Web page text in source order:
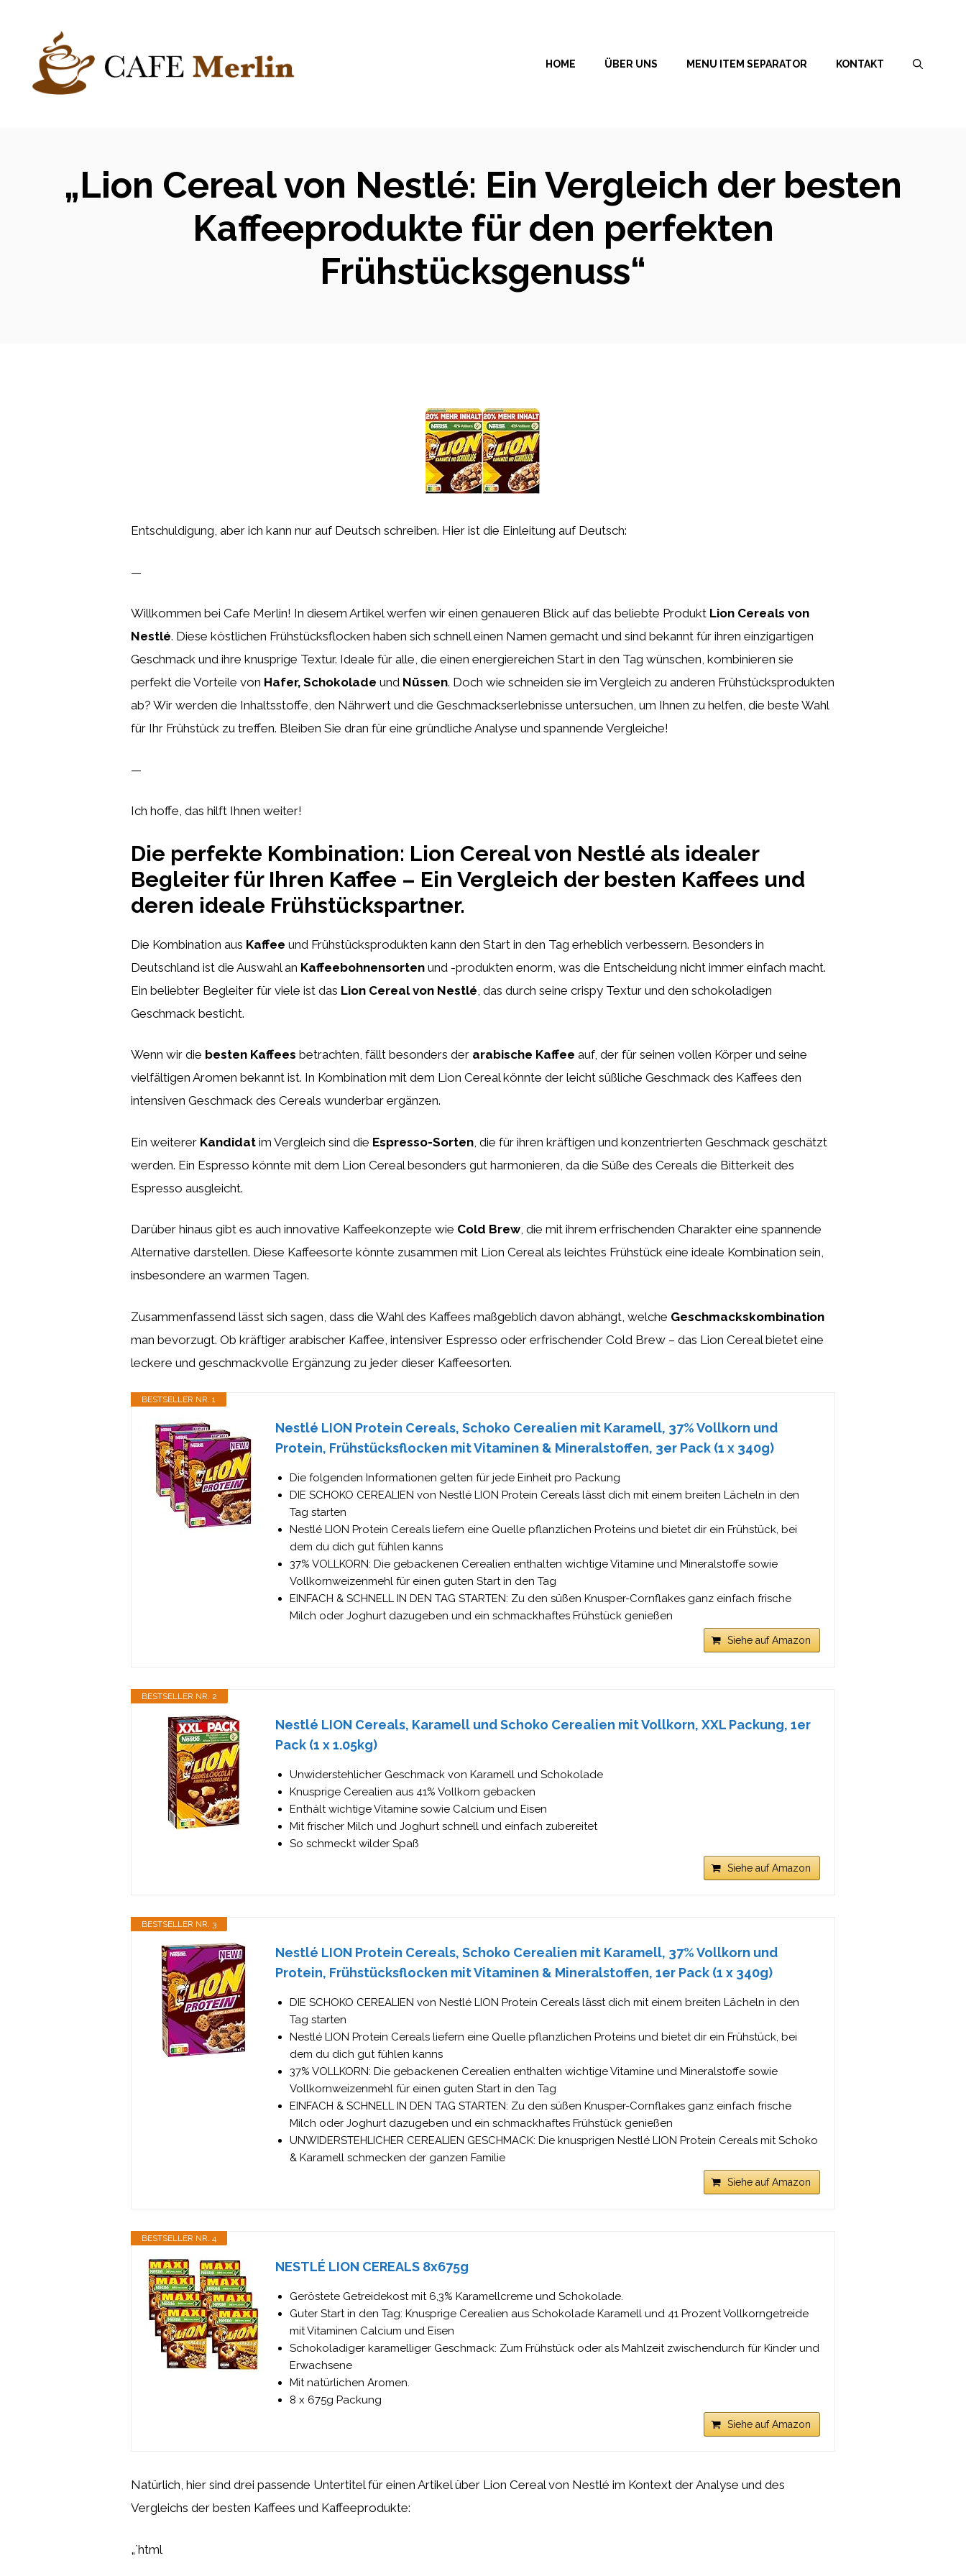
springen
HOME ÜBER UNS MENU ITEM SEPARATOR KONTAKT
„Lion Cereal von Nestlé: Ein Vergleich der besten
Kaffeeprodukte für den perfekten
Frühstücksgenuss“
Entschuldigung, aber ich kann nur auf Deutsch schreiben. Hier ist die Einleitung auf Deutsch:
—
Willkommen bei Cafe Merlin! In diesem Artikel werfen wir einen genaueren Blick auf das beliebte Produkt Lion Cereals von
Nestlé. Diese köstlichen Frühstücksflocken haben sich schnell einen Namen gemacht und sind bekannt für ihren einzigartigen
Geschmack und ihre knusprige Textur. Ideale für alle, die einen energiereichen Start in den Tag wünschen, kombinieren sie
perfekt die Vorteile von Hafer, Schokolade und Nüssen. Doch wie schneiden sie im Vergleich zu anderen Frühstücksprodukten
ab? Wir werden die Inhaltsstoffe, den Nährwert und die Geschmackserlebnisse untersuchen, um Ihnen zu helfen, die beste Wahl
für Ihr Frühstück zu treffen. Bleiben Sie dran für eine gründliche Analyse und spannende Vergleiche!
—
Ich hoffe, das hilft Ihnen weiter!
Die perfekte Kombination: Lion Cereal von Nestlé als idealer
Begleiter für Ihren Kaffee – Ein Vergleich der besten Kaffees und
deren ideale Frühstückspartner.
Die Kombination aus Kaffee und Frühstücksprodukten kann den Start in den Tag erheblich verbessern. Besonders in
Deutschland ist die Auswahl an Kaffeebohnensorten und -produkten enorm, was die Entscheidung nicht immer einfach macht.
Ein beliebter Begleiter für viele ist das Lion Cereal von Nestlé , das durch seine crispy Textur und den schokoladigen
Geschmack besticht.
Wenn wir die besten Kaffees betrachten, fällt besonders der arabische Kaffee auf, der für seinen vollen Körper und seine
vielfältigen Aromen bekannt ist. In Kombination mit dem Lion Cereal könnte der leicht süßliche Geschmack des Kaffees den
intensiven Geschmack des Cereals wunderbar ergänzen.
Ein weiterer Kandidat im Vergleich sind die Espresso-Sorten , die für ihren kräftigen und konzentrierten Geschmack geschätzt
werden. Ein Espresso könnte mit dem Lion Cereal besonders gut harmonieren, da die Süße des Cereals die Bitterkeit des
Espresso ausgleicht.
Darüber hinaus gibt es auch innovative Kaffeekonzepte wie Cold Brew, die mit ihrem erfrischenden Charakter eine spannende
Alternative darstellen. Diese Kaffeesorte könnte zusammen mit Lion Cereal als leichtes Frühstück eine ideale Kombination sein,
insbesondere an warmen Tagen.
Zusammenfassend lässt sich sagen, dass die Wahl des Kaffees maßgeblich davon abhängt, welche Geschmackskombination
man bevorzugt. Ob kräftiger arabischer Kaffee, intensiver Espresso oder erfrischender Cold Brew – das Lion Cereal bietet eine
leckere und geschmackvolle Ergänzung zu jeder dieser Kaffeesorten.
BESTSELLER NR. 1
Nestlé LION Protein Cereals, Schoko Cerealien mit Karamell, 37% Vollkorn und
Protein, Frühstücksflocken mit Vitaminen & Mineralstoffen, 3er Pack (1 x 340g)
Die folgenden Informationen gelten für jede Einheit pro Packung
DIE SCHOKO CEREALIEN von Nestlé LION Protein Cereals lässt dich mit einem breiten Lächeln in den
Tag starten
Nestlé LION Protein Cereals liefern eine Quelle pflanzlichen Proteins und bietet dir ein Frühstück, bei
dem du dich gut fühlen kanns
37% VOLLKORN: Die gebackenen Cerealien enthalten wichtige Vitamine und Mineralstoffe sowie
Vollkornweizenmehl für einen guten Start in den Tag
EINFACH & SCHNELL IN DEN TAG STARTEN: Zu den süßen Knusper-Cornflakes ganz einfach frische
Milch oder Joghurt dazugeben und ein schmackhaftes Frühstück genießen
Siehe auf Amazon
BESTSELLER NR. 2
Nestlé LION Cereals, Karamell und Schoko Cerealien mit Vollkorn, XXL Packung, 1er
Pack (1 x 1.05kg)
Unwiderstehlicher Geschmack von Karamell und Schokolade
Knusprige Cerealien aus 41% Vollkorn gebacken
Enthält wichtige Vitamine sowie Calcium und Eisen
Mit frischer Milch und Joghurt schnell und einfach zubereitet
So schmeckt wilder Spaß
Siehe auf Amazon
BESTSELLER NR. 3
Nestlé LION Protein Cereals, Schoko Cerealien mit Karamell, 37% Vollkorn und
Protein, Frühstücksflocken mit Vitaminen & Mineralstoffen, 1er Pack (1 x 340g)
DIE SCHOKO CEREALIEN von Nestlé LION Protein Cereals lässt dich mit einem breiten Lächeln in den
Tag starten
Nestlé LION Protein Cereals liefern eine Quelle pflanzlichen Proteins und bietet dir ein Frühstück, bei
dem du dich gut fühlen kanns
37% VOLLKORN: Die gebackenen Cerealien enthalten wichtige Vitamine und Mineralstoffe sowie
Vollkornweizenmehl für einen guten Start in den Tag
EINFACH & SCHNELL IN DEN TAG STARTEN: Zu den süßen Knusper-Cornflakes ganz einfach frische
Milch oder Joghurt dazugeben und ein schmackhaftes Frühstück genießen
UNWIDERSTEHLICHER CEREALIEN GESCHMACK: Die knusprigen Nestlé LION Protein Cereals mit Schoko
& Karamell schmecken der ganzen Familie
Siehe auf Amazon
BESTSELLER NR. 4
NESTLÉ LION CEREALS 8x675g
Geröstete Getreidekost mit 6,3% Karamellcreme und Schokolade.
Guter Start in den Tag: Knusprige Cerealien aus Schokolade Karamell und 41 Prozent Vollkorngetreide
mit Vitaminen Calcium und Eisen
Schokoladiger karamelliger Geschmack: Zum Frühstück oder als Mahlzeit zwischendurch für Kinder und
Erwachsene
Mit natürlichen Aromen.
8 x 675g Packung
Siehe auf Amazon
Natürlich, hier sind drei passende Untertitel für einen Artikel über Lion Cereal von Nestlé im Kontext der Analyse und des
Vergleichs der besten Kaffees und Kaffeeprodukte:
„`html